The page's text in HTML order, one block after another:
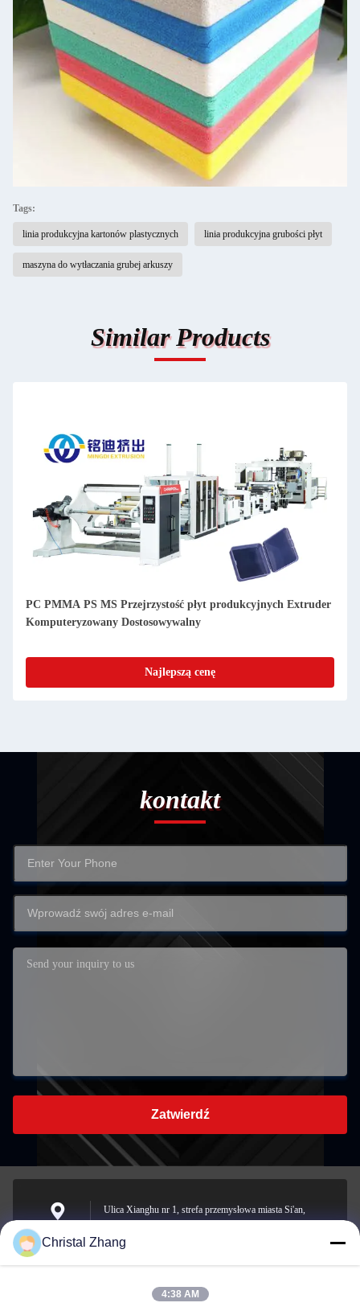
Tags:
linia produkcyjna kartonów plastycznych linia produkcyjna grubości płyt
maszyna do wytłaczania grubej arkuszy
Similar Products
Linia produkcyjna grubej płyty PP PE ABS, wytłaczacz płyt
plastikowych komputerowy
Najlepszą cenę
kontakt
Zatwierdź
Ulica Xianghu nr 1, strefa przemysłowa miasta Si'an,
Christal Zhang
4:38 AM